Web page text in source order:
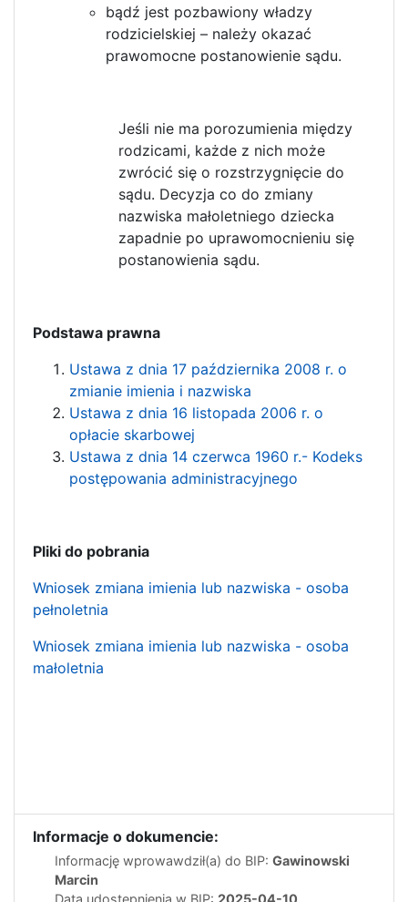
bądź jest pozbawiony władzy
rodzicielskiej – należy okazać
prawomocne postanowienie sądu.
Jeśli nie ma porozumienia między
rodzicami, każde z nich może
zwrócić się o rozstrzygnięcie do
sądu. Decyzja co do zmiany
nazwiska małoletniego dziecka
zapadnie po uprawomocnieniu się
postanowienia sądu.
Podstawa prawna
Ustawa z dnia 17 października 2008 r. o
zmianie imienia i nazwiska
Ustawa z dnia 16 listopada 2006 r. o
opłacie skarbowej
Ustawa z dnia 14 czerwca 1960 r.- Kodeks
postępowania administracyjnego
Pliki do pobrania
Wniosek zmiana imienia lub nazwiska - osoba
pełnoletnia
Wniosek zmiana imienia lub nazwiska - osoba
małoletnia
Informacje o dokumencie:
Informację wprowawdził(a) do BIP: Gawinowski
Marcin
Data udostępnienia w BIP: 2025-04-10